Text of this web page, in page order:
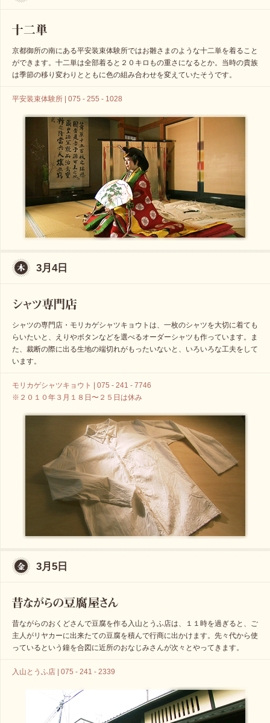
京都御所の南にある平安装束体験所ではお雛さまのような十二単を着ること
ができます。十二単は全部着ると２０キロもの重さになるとか。当時の貴族
は季節の移り変わりとともに色の組み合わせを変えていたそうです。
平安装束体験所 | 075 - 255 - 1028
3月4日
シャツの専門店・モリカゲシャツキョウトは、一枚のシャツを大切に着ても
らいたいと、えりやボタンなどを選べるオーダーシャツも作っています。ま
た、裁断の際に出る生地の端切れがもったいないと、いろいろな工夫をして
います。
モリカゲシャツキョウト | 075 - 241 - 7746
※２０１０年３月１８日〜２５日は休み
3月5日
昔ながらのおくどさんで豆腐を作る入山とうふ店は、１１時を過ぎると、ご
主人がリヤカーに出来たての豆腐を積んで行商に出かけます。先々代から使
っているという鐘を合図に近所のおなじみさんが次々とやってきます。
入山とうふ店 | 075 - 241 - 2339